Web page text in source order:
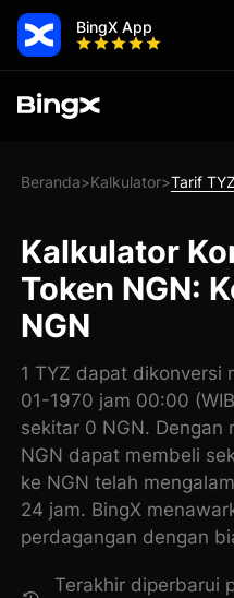
BingX App
Beranda>Kalkulator>Tarif
Kalkulator
Token NGN:
NGN
1 TYZ dapat dikonversi
01-1970 jam 00:00
sekitar 0 NGN. Dengan
NGN dapat membeli
ke NGN telah
24 jam. BingX
perdagangan dengan
Terakhir diperbarui